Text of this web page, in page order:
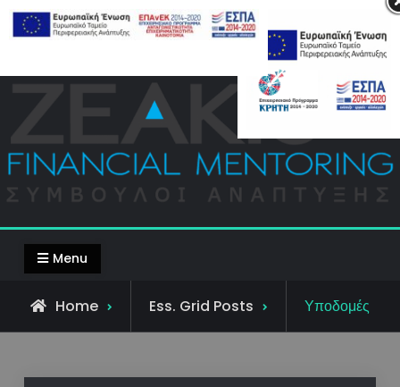
Skip
to
Top Bar
Menu
Home Ess. Grid Posts Υποδομές